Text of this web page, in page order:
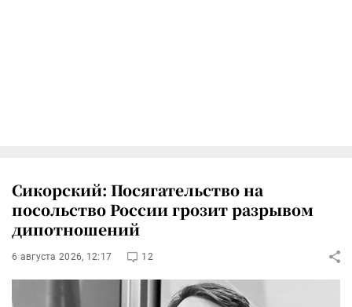
Сикорский: Посягательство на
посольство России грозит разрывом
дипотношений
6 августа 2026, 12:17 12